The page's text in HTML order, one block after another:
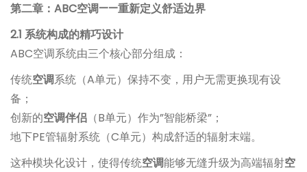
第二章：ABC空调——重新定义舒适边界
2.1 系统构成的精巧设计
ABC空调系统由三个核心部分组成：
传统空调系统（A单元）保持不变，用户无需更换现有设
备；
创新的空调伴侣 （B单元）作为”智能桥梁”；
地下PE管辐射系统（C单元）构成舒适的辐射末端。
这种模块化设计，使得传统空调能够无缝升级为高端辐射空